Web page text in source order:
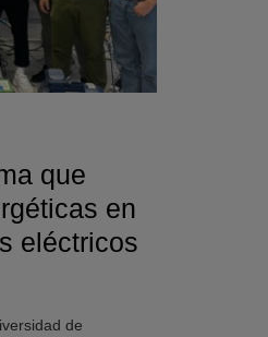
que
en
eléctricos
de